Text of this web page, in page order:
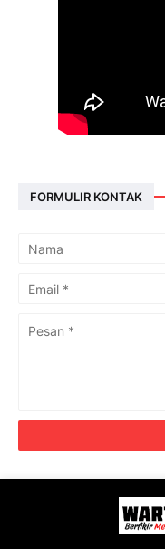
FORMULIR KONTAK